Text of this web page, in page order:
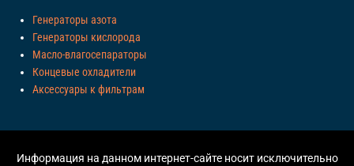
Генераторы азота
Генераторы кислорода
Масло-влагосепараторы
Концевые охладители
Аксессуары к фильтрам
Информация на данном интернет-сайте носит исключительно